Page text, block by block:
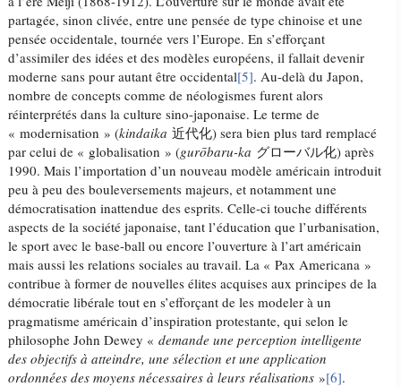
partagée, sinon clivée, entre une pensée de type chinoise et une
pensée occidentale, tournée vers l’Europe. En s’efforçant
d’assimiler des idées et des modèles européens, il fallait devenir
moderne sans pour autant être occidental[5]. Au-delà du Japon,
nombre de concepts comme de néologismes furent alors
réinterprétés dans la culture sino-japonaise. Le terme de
« modernisation » (kindaika 近代化) sera bien plus tard remplacé
par celui de « globalisation » (gurōbaru-ka グローバル化) après
1990. Mais l’importation d’un nouveau modèle américain introduit
peu à peu des bouleversements majeurs, et notamment une
démocratisation inattendue des esprits. Celle-ci touche différents
aspects de la société japonaise, tant l’éducation que l’urbanisation,
le sport avec le base-ball ou encore l’ouverture à l’art américain
mais aussi les relations sociales au travail. La « Pax Americana »
contribue à former de nouvelles élites acquises aux principes de la
démocratie libérale tout en s’efforçant de les modeler à un
pragmatisme américain d’inspiration protestante, qui selon le
philosophe John Dewey «demande une perception intelligente
des objectifs à atteindre, une sélection et une application
ordonnées des moyens nécessaires à leurs réalisations »[6].